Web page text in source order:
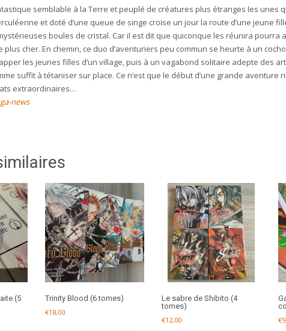
semblable à la Terre et peuplé de créatures plus étranges les unes
et doté d’une queue de singe croise un jour la route d’une jeune
boules de cristal. Car il est dit que quiconque les réunira pourra
plus cher. En chemin, ce duo d’aventuriers peu commun se heurte à un
les jeunes filles d’un village, puis à un vagabond solitaire adepte des
suffit à tétaniser sur place. Ce n’est que le début d’une grande aventure
extraordinaires…
news
(5
Trinity Blood (6 tomes)
€18,00
Le sabre de Shibito (4
tomes)
€12,00
€